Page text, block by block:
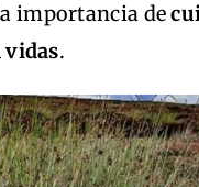
importancia de
vidas.